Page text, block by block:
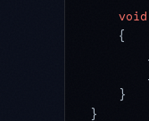
    void
    {
    }
}